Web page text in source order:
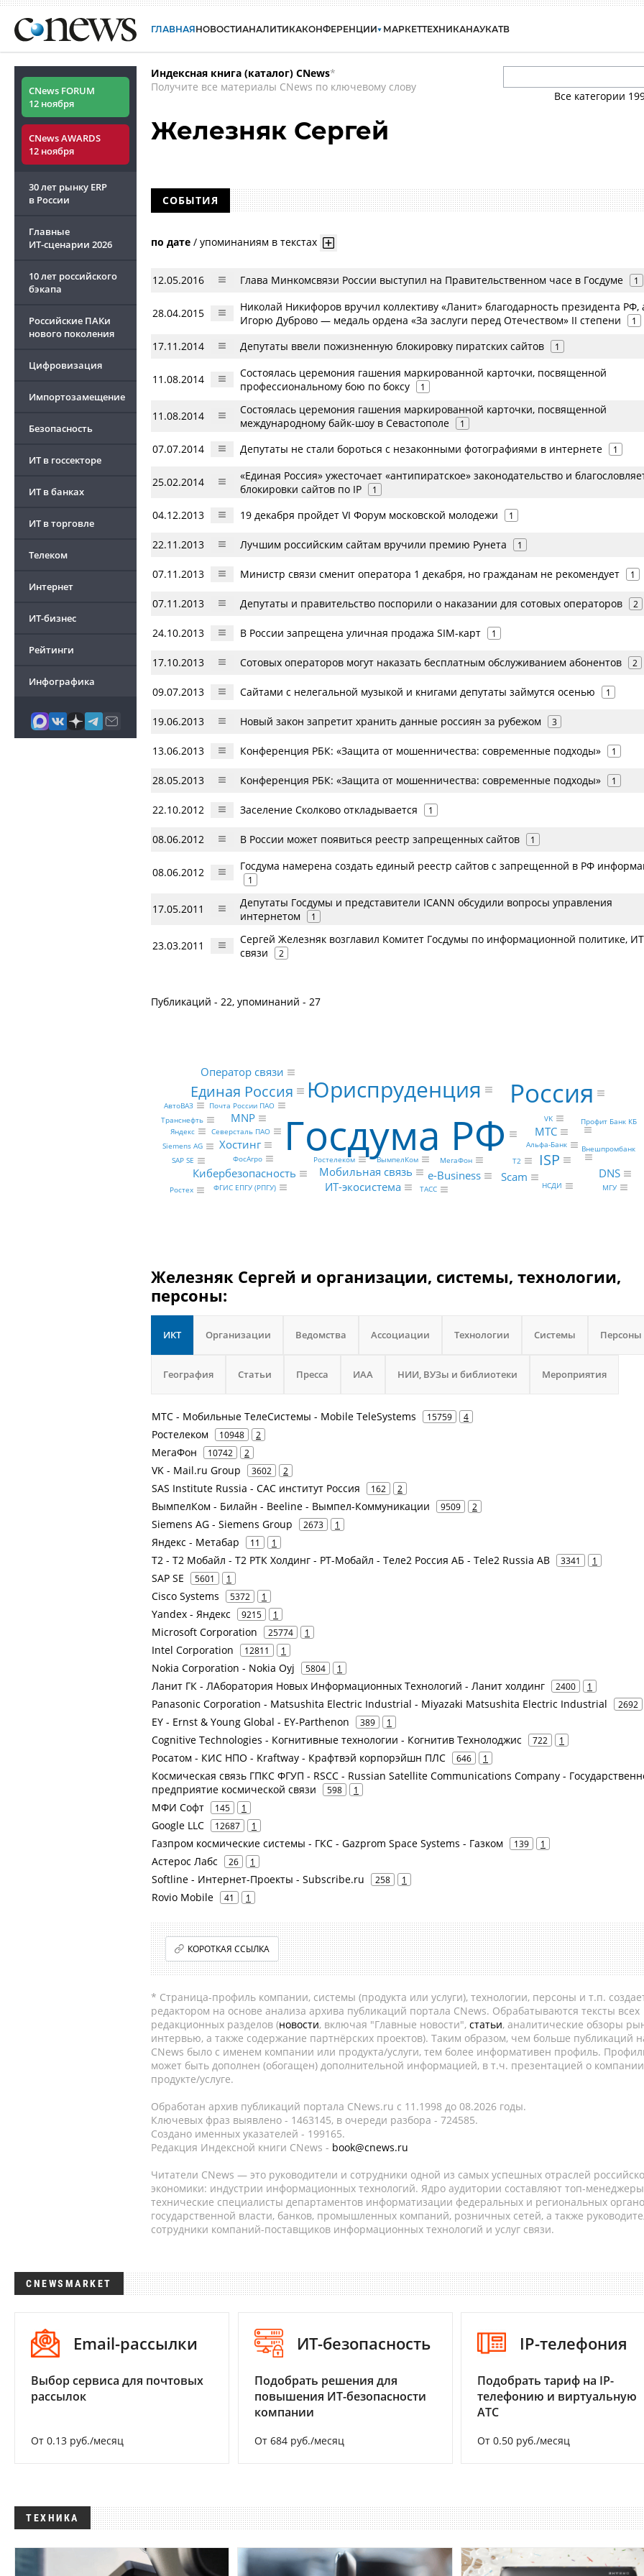
ГЛАВНАЯНОВОСТИАНАЛИТИКАКОНФЕРЕНЦИИ МАРКЕТТЕХНИКАНАУКАТВ
CNews FORUM
12 ноября
CNews AWARDS
12 ноября
30 лет рынку ERP
в России
Главные
ИТ-сценарии 2026
10 лет российского
бэкапа
Российские ПАКи
нового поколения
Цифровизация
Импортозамещение
Безопасность
ИТ в госсекторе
ИТ в банках
ИТ в торговле
Телеком
Интернет
ИТ-бизнес
Рейтинги
Инфографика
Индексная книга (каталог) CNews*
Получите все материалы CNews по ключевому слову
Все категории
Железняк Сергей
СОБЫТИЯ
по дате / упоминаниям в текстах
12.05.2016 Глава Минкомсвязи России выступил на Правительственном часе в Госдуме 1
28.04.2015
Николай Никифоров вручил коллективу «Ланит» благодарность президента РФ,
Игорю Дуброво — медаль ордена «За заслуги перед Отечеством» II степени
1
17.11.2014 Депутаты ввели пожизненную блокировку пиратских сайтов 1
11.08.2014
Состоялась церемония гашения маркированной карточки, посвященной
профессиональному бою по боксу
1
11.08.2014
Состоялась церемония гашения маркированной карточки, посвященной
международному байк-шоу в Севастополе
1
07.07.2014 Депутаты не стали бороться с незаконными фотографиями в интернете 1
25.02.2014
«Единая Россия» ужесточает «антипиратское» законодательство и
блокировки сайтов по IP
1
04.12.2013 19 декабря пройдет VI Форум московской молодежи 1
22.11.2013 Лучшим российским сайтам вручили премию Рунета 1
07.11.2013 Министр связи сменит оператора 1 декабря, но гражданам не рекомендует 1
07.11.2013 Депутаты и правительство поспорили о наказании для сотовых операторов 2
24.10.2013 В России запрещена уличная продажа SIM-карт 1
17.10.2013 Сотовых операторов могут наказать бесплатным обслуживанием абонентов 2
09.07.2013 Сайтами с нелегальной музыкой и книгами депутаты займутся осенью 1
19.06.2013 Новый закон запретит хранить данные россиян за рубежом 3
13.06.2013 Конференция РБК: «Защита от мошенничества: современные подходы» 1
28.05.2013 Конференция РБК: «Защита от мошенничества: современные подходы» 1
22.10.2012 Заселение Сколково откладывается 1
08.06.2012 В России может появиться реестр запрещенных сайтов 1
08.06.2012 Госдума намерена создать единый реестр сайтов с запрещенной в РФ
1
17.05.2011
Депутаты Госдумы и представители ICANN обсудили вопросы управления
интернетом
1
23.03.2011
Сергей Железняк возглавил Комитет Госдумы по информационной политике,
связи
2
Публикаций - 22, упоминаний - 27
Госдума РФ
Россия
Юриспруденция
Единая Россия
ISP
МТС
Кибербезопасность
MNP
Хостинг
Мобильная связь
e-Business
Оператор связи
ИТ-экосистема
DNS
Scam
Ростелеком МегаФон
VK
ВымпелКом
Внешпромбанк
Профит Банк КБ
Почта России ПАО
Альфа-Банк
Северсталь ПАО
Транснефть
ФосАгро
АвтоВАЗ
Siemens AG
Яндекс
Т2
SAP SE
Ростех ФГИС ЕПГУ (РПГУ) НСДИ
ТАСС МГУ
Железняк Сергей и организации, системы, технологии,
персоны:
ИКТ Организации Ведомства Ассоциации Технологии Системы Персоны
География Статьи Пресса ИАА НИИ, ВУЗы и библиотеки Мероприятия
МТС - Мобильные ТелеСистемы - Mobile TeleSystems 15759 4
Ростелеком 10948 2
МегаФон 10742 2
VK - Mail.ru Group 3602 2
SAS Institute Russia - САС институт Россия 162 2
ВымпелКом - Билайн - Beeline - Вымпел-Коммуникации 9509 2
Siemens AG - Siemens Group 2673 1
Яндекс - Метабар 11 1
Т2 - Т2 Мобайл - Т2 РТК Холдинг - РТ-Мобайл - Теле2 Россия АБ - Tele2 Russia AB 3341 1
SAP SE 5601 1
Cisco Systems 5372 1
Yandex - Яндекс 9215 1
Microsoft Corporation 25774 1
Intel Corporation 12811 1
Nokia Corporation - Nokia Oyj 5804 1
Ланит ГК - ЛАборатория Новых Информационных Технологий - Ланит холдинг 2400 1
Panasonic Corporation - Matsushita Electric Industrial - Miyazaki Matsushita Electric Industrial 2692
EY - Ernst & Young Global - EY-Parthenon 389 1
Cognitive Technologies - Когнитивные технологии - Когнитив Технолоджис 722 1
Росатом - КИС НПО - Kraftway - Крафтвэй корпорэйшн ПЛС 646 1
Космическая связь ГПКС ФГУП - RSCC - Russian Satellite Communications Company -
предприятие космической связи
598 1
МФИ Софт 145 1
Google LLC 12687 1
Газпром космические системы - ГКС - Gazprom Space Systems - Газком 139 1
Астерос Лабс 26 1
Softline - Интернет-Проекты - Subscribe.ru 258 1
Rovio Mobile 41 1
КОРОТКАЯ ССЫЛКА
* Страница-профиль компании, системы (продукта или услуги), технологии, персоны и т.п.
редактором на основе анализа архива публикаций портала CNews. Обрабатываются тексты всех
редакционных разделов (новости, включая "Главные новости", статьи, аналитические обзоры
интервью, а также содержание партнёрских проектов). Таким образом, чем больше публикаций
CNews было с именем компании или продукта/услуги, тем более информативен профиль.
может быть дополнен (обогащен) дополнительной информацией, в т.ч. презентацией о
продукте/услуге.
Обработан архив публикаций портала CNews.ru c 11.1998 до 08.2026 годы.
Ключевых фраз выявлено - 1463145, в очереди разбора - 724585.
Создано именных указателей - 199165.
Редакция Индексной книги CNews - book@cnews.ru
Читатели CNews — это руководители и сотрудники одной из самых успешных отраслей
экономики: индустрии информационных технологий. Ядро аудитории составляют топ-
технические специалисты департаментов информатизации федеральных и региональных
государственной власти, банков, промышленных компаний, розничных сетей, а также
сотрудники компаний-поставщиков информационных технологий и услуг связи.
CNEWSMARKET
Email-рассылки
Выбор сервиса для почтовых
рассылок
От 0.13 руб./месяц
ИТ-безопасность
Подобрать решения для
повышения ИТ-безопасности
компании
От 684 руб./месяц
IP-телефония
Подобрать тариф на IP-
телефонию и виртуальную
АТС
От 0.50 руб./месяц
ТЕХНИКА